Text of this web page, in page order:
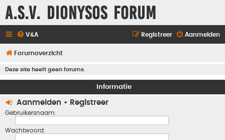
A.S.V. Dionysos Forum
V&A Aanmelden
Registreer
Forumoverzicht
Deze site heeft geen forums.
Informatie
Aanmelden • Registreer
Gebruikersnaam:
Wachtwoord: